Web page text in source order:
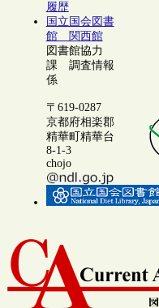
履歴
国立国会図書
館 関西館
図書館協力
課 調査情報
係
〒619-0287
京都府相楽郡
精華町精華台
8-1-3
chojo